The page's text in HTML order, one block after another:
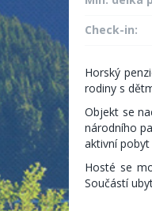
Check-in:
Horský
rodiny s
Objekt se
národního
aktivní
Hosté se
Součástí